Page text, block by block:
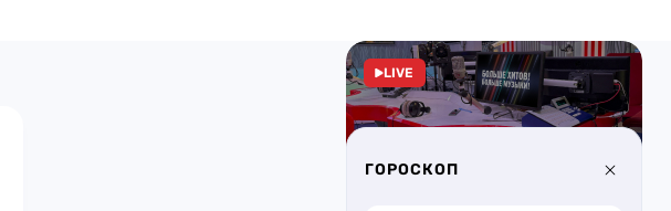
LIVE
ГОРОСКОП